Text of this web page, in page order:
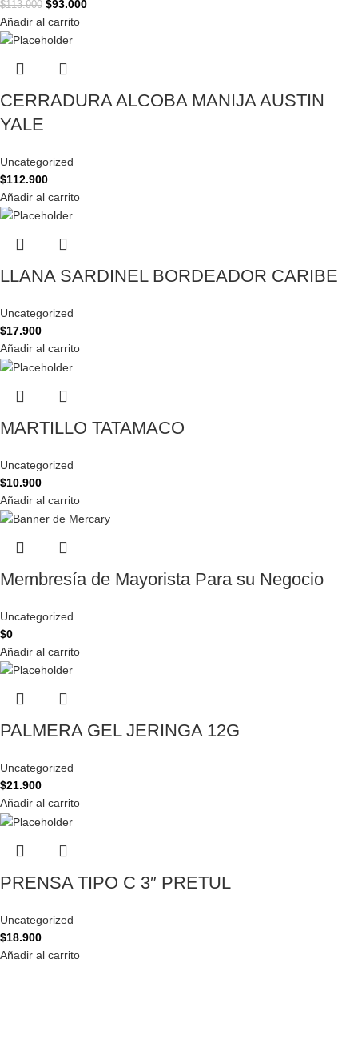
$113.900 $93.000
Añadir al carrito
CERRADURA ALCOBA MANIJA AUSTIN
YALE
Uncategorized
$112.900
Añadir al carrito
LLANA SARDINEL BORDEADOR CARIBE
Uncategorized
$17.900
Añadir al carrito
MARTILLO TATAMACO
Uncategorized
$10.900
Añadir al carrito
Membresía de Mayorista Para su Negocio
Uncategorized
$0
Añadir al carrito
PALMERA GEL JERINGA 12G
Uncategorized
$21.900
Añadir al carrito
PRENSA TIPO C 3″ PRETUL
Uncategorized
$18.900
Añadir al carrito